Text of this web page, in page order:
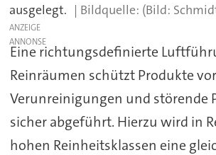
ausgelegt.
(Bild:
ANZEIGE
Eine richtungsdefinierte
Reinräumen schützt Produkte vor
Verunreinigungen und störende
sicher abgeführt. Hierzu wird in
hohen Reinheitsklassen eine